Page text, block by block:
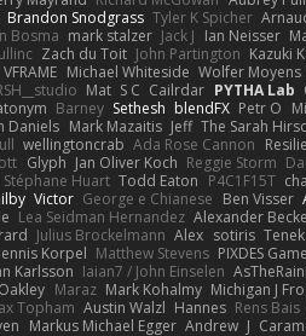
Brandon Snodgrass Tyler K Spicher
Bosma mark stalzer Jack J Ian Neisser
Zach du Toit John Partington Kazuki
VFRAME Michael Whiteside Wolfer Moyens
Mat S C Cailrdar PYTHA Lab
Barney Sethesh blendFX Petr O
Daniels Mark Mazaitis Jeff The Sarah
wellingtoncrab Ada Rose Cannon
Glyph Jan Oliver Koch Reggie Storm
Stéphane Huart Todd Eaton P4C1F15T
Victor George e Chianese Ben Visser
Lea Seidman Hernandez Alexander
Julius Brockelmann Alex sotiris
Korpel Matthew Stevens PIXDES
Karlsson Iaian7 / John Einselen
Maraz Mark Kohalmy Michigan J
Topham Austin Walzl Hannes Rens Bais
Markus Michael Egger Andrew J